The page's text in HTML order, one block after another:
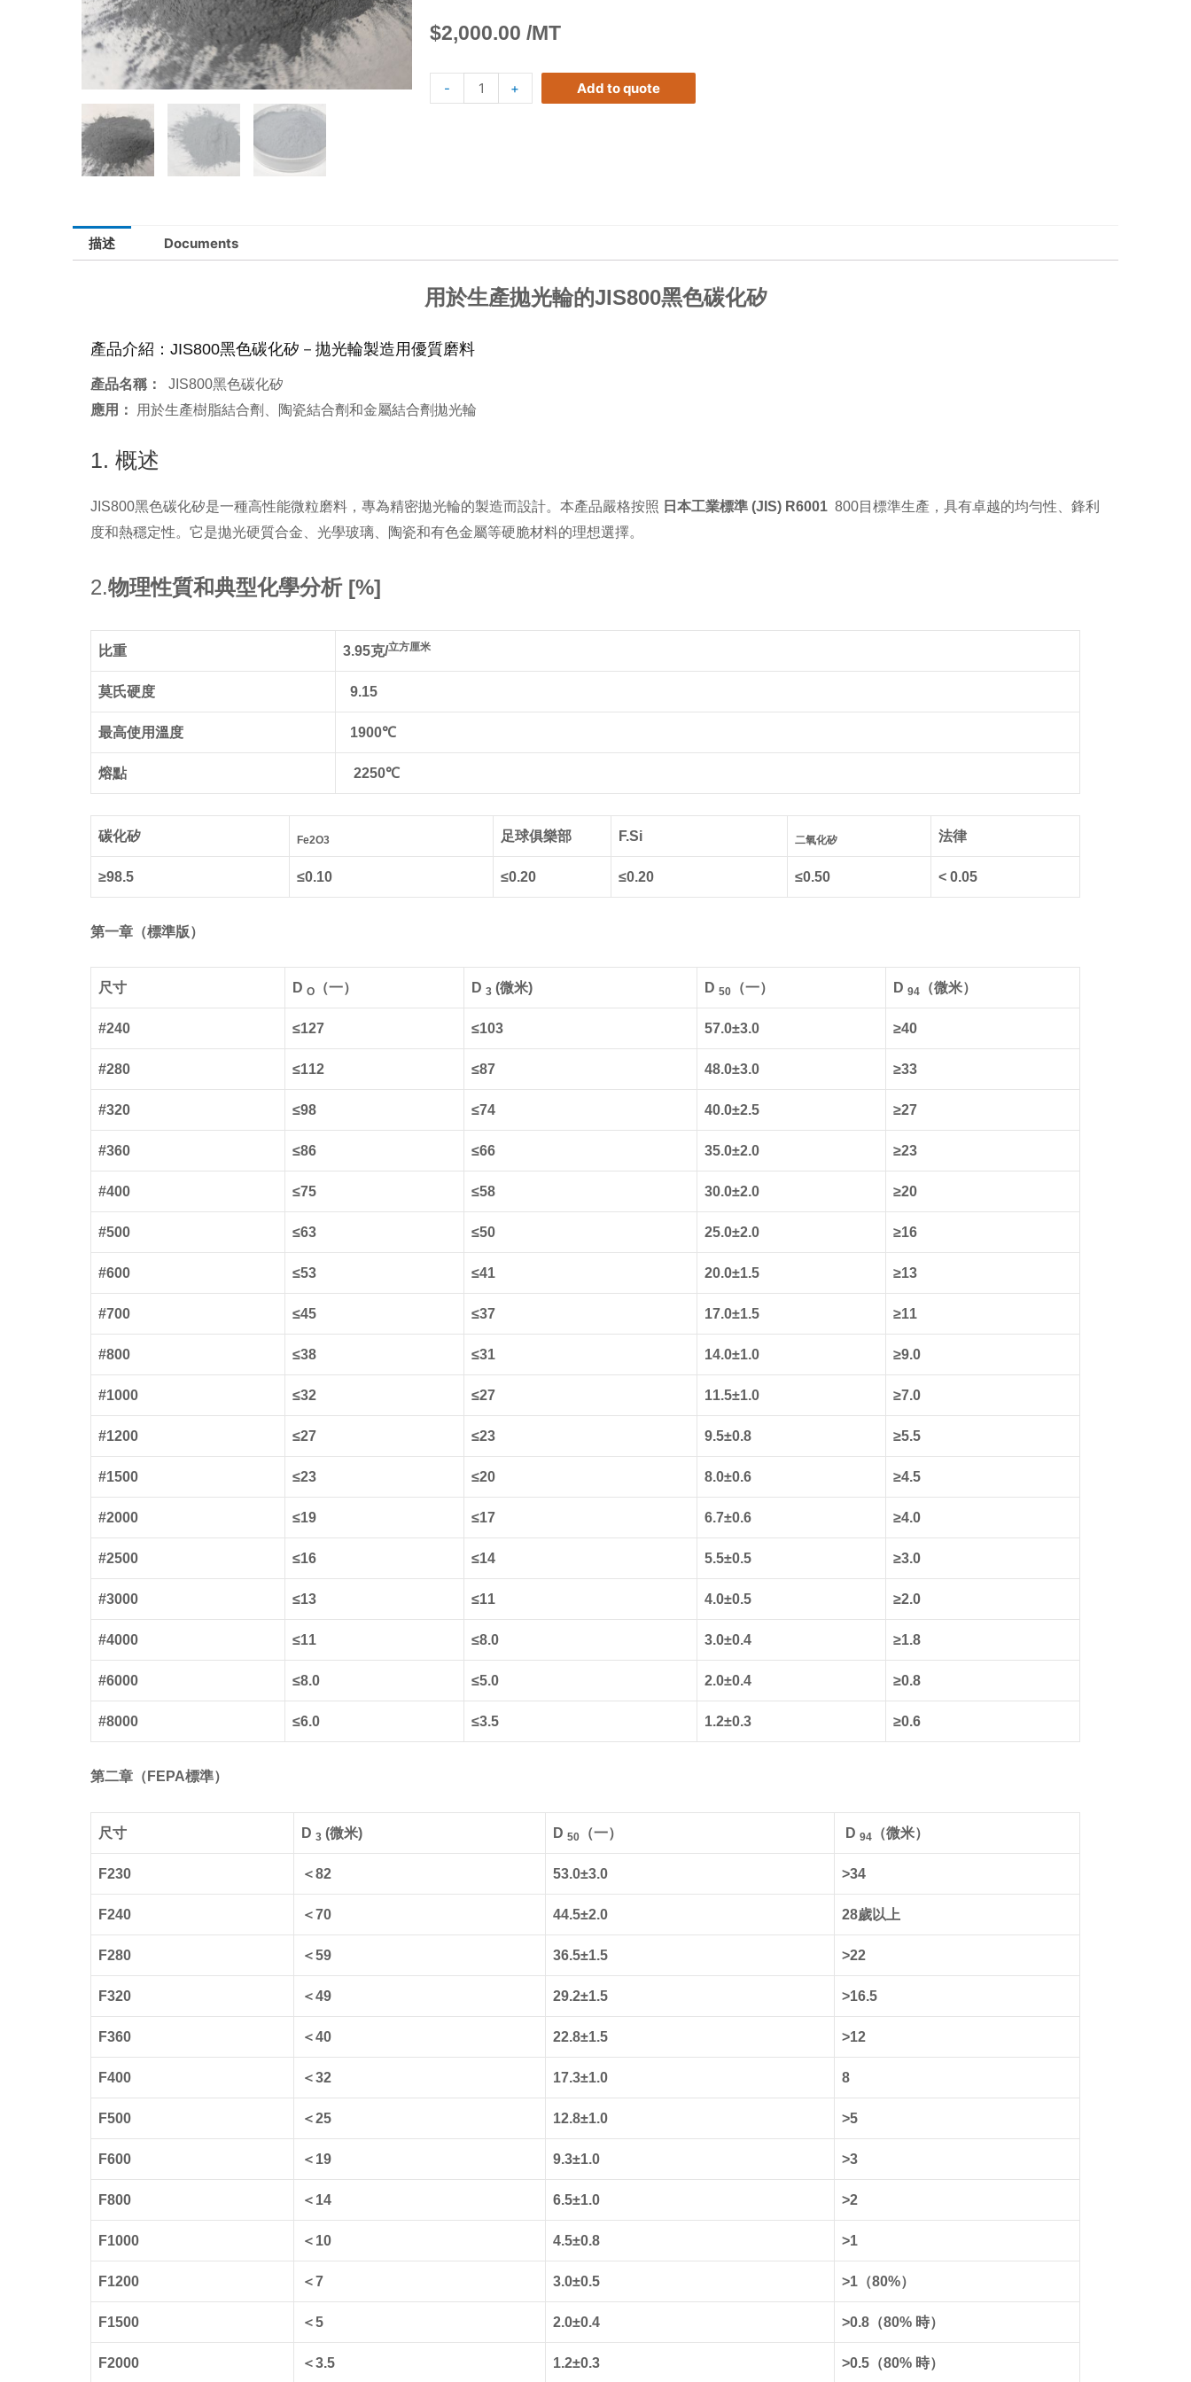
$2,000.00 /MT
- + Add to quote
描述 Documents
用於生產拋光輪的JIS800黑色碳化矽
產品介紹：JIS800黑色碳化矽－拋光輪製造用優質磨料
產品名稱：
JIS800黑色碳化矽
應用：
用於生產樹脂結合劑、陶瓷結合劑和金屬結合劑拋光輪
1. 概述
JIS800黑色碳化矽是一種高性能微粒磨料，專為精密拋光輪的製造而設計。本產品嚴格按照 日本工業標準 (JIS) R6001 800目標準生產，具有卓越的均勻性、鋒利
度和熱穩定性。它是拋光硬質合金、光學玻璃、陶瓷和有色金屬等硬脆材料的理想選擇。
2.物理性質和典型化學分析 [%]
比重 3.95克/立方厘米
莫氏硬度 9.15
最高使用溫度 1900℃
熔點 2250℃
碳化矽 Fe2O3 足球俱樂部 F.Si 二氧化矽 法律
≥98.5 ≤0.10 ≤0.20 ≤0.20 ≤0.50 < 0.05
第一章（標準版）
尺寸 D O （一） D 3 (微米) D 50 （一） D 94 （微米）
#240 ≤127 ≤103 57.0±3.0 ≥40
#280 ≤112 ≤87 48.0±3.0 ≥33
#320 ≤98 ≤74 40.0±2.5 ≥27
#360 ≤86 ≤66 35.0±2.0 ≥23
#400 ≤75 ≤58 30.0±2.0 ≥20
#500 ≤63 ≤50 25.0±2.0 ≥16
#600 ≤53 ≤41 20.0±1.5 ≥13
#700 ≤45 ≤37 17.0±1.5 ≥11
#800 ≤38 ≤31 14.0±1.0 ≥9.0
#1000 ≤32 ≤27 11.5±1.0 ≥7.0
#1200 ≤27 ≤23 9.5±0.8 ≥5.5
#1500 ≤23 ≤20 8.0±0.6 ≥4.5
#2000 ≤19 ≤17 6.7±0.6 ≥4.0
#2500 ≤16 ≤14 5.5±0.5 ≥3.0
#3000 ≤13 ≤11 4.0±0.5 ≥2.0
#4000 ≤11 ≤8.0 3.0±0.4 ≥1.8
#6000 ≤8.0 ≤5.0 2.0±0.4 ≥0.8
#8000 ≤6.0 ≤3.5 1.2±0.3 ≥0.6
第二章（FEPA標準）
尺寸 D 3 (微米) D 50 （一） D 94 （微米）
F230 ＜82 53.0±3.0 >34
F240 ＜70 44.5±2.0 28歲以上
F280 ＜59 36.5±1.5 >22
F320 ＜49 29.2±1.5 >16.5
F360 ＜40 22.8±1.5 >12
F400 ＜32 17.3±1.0 8
F500 ＜25 12.8±1.0 >5
F600 ＜19 9.3±1.0 >3
F800 ＜14 6.5±1.0 >2
F1000 ＜10 4.5±0.8 >1
F1200 ＜7 3.0±0.5 >1（80%）
F1500 ＜5 2.0±0.4 >0.8（80% 時）
F2000 ＜3.5 1.2±0.3 >0.5（80% 時）